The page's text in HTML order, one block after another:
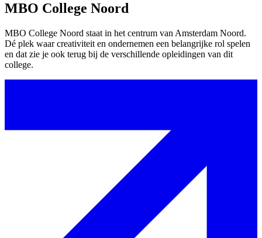
MBO College Noord
MBO College Noord staat in het centrum van Amsterdam Noord.
Dé plek waar creativiteit en ondernemen een belangrijke rol spelen
en dat zie je ook terug bij de verschillende opleidingen van dit
college.